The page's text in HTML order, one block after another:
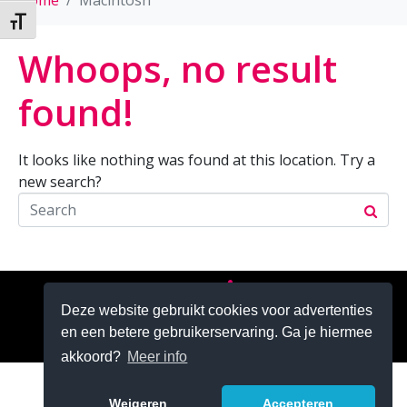
Deze website gebruikt cookies voor advertenties
en een betere gebruikerservaring. Ga je hiermee
akkoord? Meer info
Weigeren Accepteren
Kies grootte van het lettertype
Whoops, no result
found!
It looks like nothing was found at this location. Try a
new search?
Zoeken